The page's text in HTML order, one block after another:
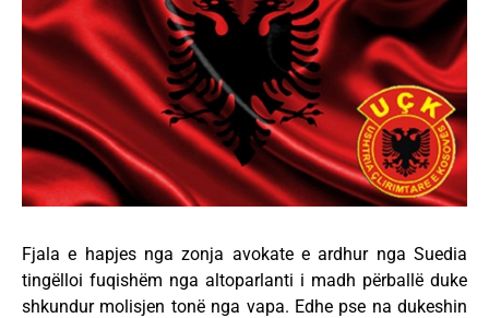
Fjala e hapjes nga zonja avokate e ardhur nga Suedia
tingëlloi fuqishëm nga altoparlanti i madh përballë duke
shkundur molisjen tonë nga vapa. Edhe pse na dukeshin